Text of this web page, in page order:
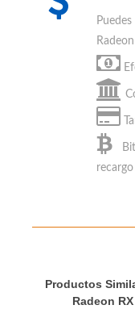
Puedes
Productos
Radeon